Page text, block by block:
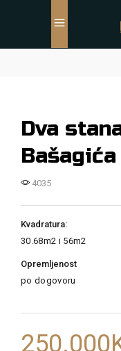
Dva
Bašagića
4035
Kvadratura:
30.68m2 i 56m2
Opremljenost
po dogovoru
250.000